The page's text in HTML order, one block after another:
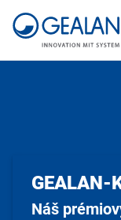
GEALAN-
Náš